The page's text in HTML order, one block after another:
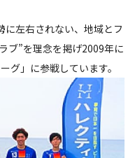
に左右されない、地域とフ
ブ”を理念を掲げ2009年に
グ」に参戦しています。